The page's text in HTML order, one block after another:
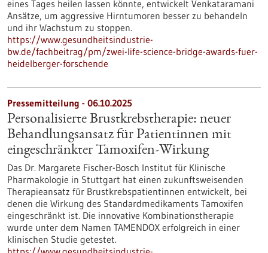
eines Tages heilen lassen könnte, entwickelt Venkataramani
Ansätze, um aggressive Hirntumoren besser zu behandeln
und ihr Wachstum zu stoppen.
https://www.gesundheitsindustrie-
bw.de/fachbeitrag/pm/zwei-life-science-bridge-awards-fuer-
heidelberger-forschende
Pressemitteilung - 06.10.2025
Personalisierte Brustkrebstherapie: neuer
Behandlungsansatz für Patientinnen mit
eingeschränkter Tamoxifen-Wirkung
Das Dr. Margarete Fischer-Bosch Institut für Klinische
Pharmakologie in Stuttgart hat einen zukunftsweisenden
Therapieansatz für Brustkrebspatientinnen entwickelt, bei
denen die Wirkung des Standardmedikaments Tamoxifen
eingeschränkt ist. Die innovative Kombinationstherapie
wurde unter dem Namen TAMENDOX erfolgreich in einer
klinischen Studie getestet.